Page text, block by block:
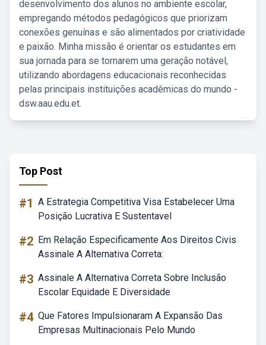
desenvolvimento dos alunos no ambiente escolar,
empregando métodos pedagógicos que priorizam
conexões genuínas e são alimentados por criatividade
e paixão. Minha missão é orientar os estudantes em
sua jornada para se tornarem uma geração notável,
utilizando abordagens educacionais reconhecidas
pelas principais instituições acadêmicas do mundo -
dsw.aau.edu.et.
Top Post
#1 A Estrategia Competitiva Visa Estabelecer Uma
Posição Lucrativa E Sustentavel
#2 Em Relação Especificamente Aos Direitos Civis
Assinale A Alternativa Correta:
#3 Assinale A Alternativa Correta Sobre Inclusão
Escolar Equidade E Diversidade
#4 Que Fatores Impulsionaram A Expansão Das
Empresas Multinacionais Pelo Mundo